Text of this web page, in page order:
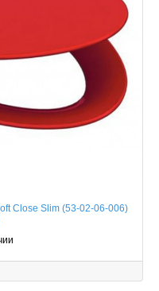
Close Slim (53-02-06-006)